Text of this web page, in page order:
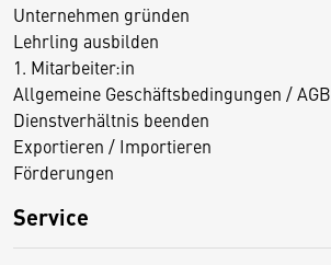
Unternehmen gründen
Lehrling ausbilden
1. Mitarbeiter:in
Allgemeine Geschäftsbedingungen / AGB
Dienstverhältnis beenden
Exportieren / Importieren
Förderungen
Service